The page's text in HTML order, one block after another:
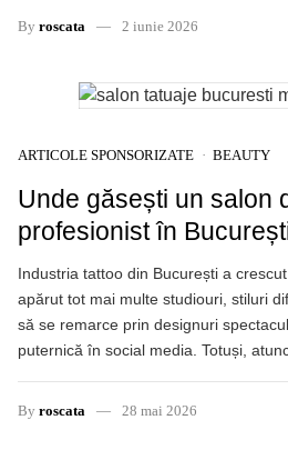
By roscata 2 iunie 2026
ARTICOLE SPONSORIZATE BEAUTY
Unde găsești un salon
profesionist în
Industria tattoo din București a
apărut tot mai multe studiouri, stiluri
să se remarce prin designuri
puternică în social media. Totuși,
By roscata 28 mai 2026